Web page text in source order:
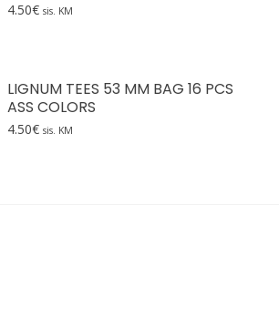
4.50€ sis. KM
LIGNUM TEES 53 MM BAG 16 PCS
ASS COLORS
4.50€ sis. KM